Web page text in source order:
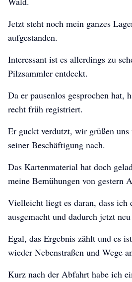
Jetzt steht noch mein ganzes
aufgestanden.
Interessant ist es allerdings zu
Pilzsammler entdeckt.
Da er pausenlos gesprochen hat,
recht früh registriert.
Er guckt verdutzt, wir grüßen
seiner Beschäftigung nach.
Das Kartenmaterial hat doch
meine Bemühungen von gestern
Vielleicht liegt es daran, dass ich
ausgemacht und dadurch jetzt
Egal, das Ergebnis zählt und es
wieder Nebenstraßen und Wege
Kurz nach der Abfahrt habe ich